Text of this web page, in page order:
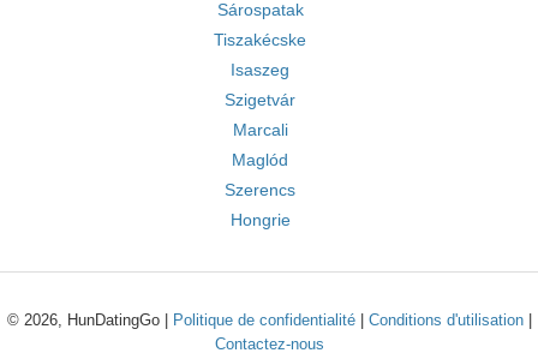
Sárospatak
Tiszakécske
Isaszeg
Szigetvár
Marcali
Maglód
Szerencs
Hongrie
© 2026, HunDatingGo | Politique de confidentialité| Conditions d'utilisation|
Contactez-nous